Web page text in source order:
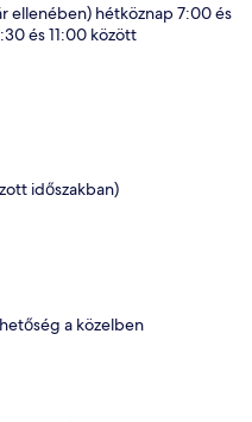
ellenében) hétköznap 7:00 és
és 11:00 között
időszakban)
a közelben